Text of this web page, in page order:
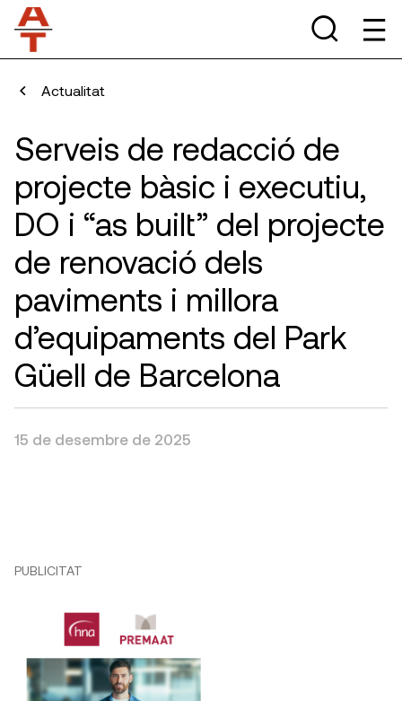
Actualitat
Serveis de redacció de
projecte bàsic i executiu,
DO i “as built” del projecte
de renovació dels
paviments i millora
d’equipaments del Park
Güell de Barcelona
15 de desembre de 2025
PUBLICITAT